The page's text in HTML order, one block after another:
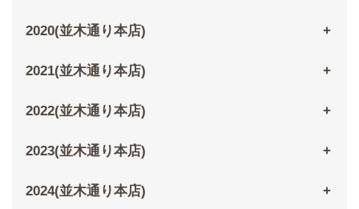
2020(並木通り本店)
2021(並木通り本店)
2022(並木通り本店)
2023(並木通り本店)
2024(並木通り本店)